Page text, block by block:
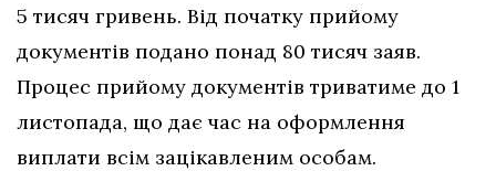
5 тисяч гривень. Від початку прийому
документів подано понад 80 тисяч заяв.
Процес прийому документів триватиме до 1
листопада, що дає час на оформлення
виплати всім зацікавленим особам.